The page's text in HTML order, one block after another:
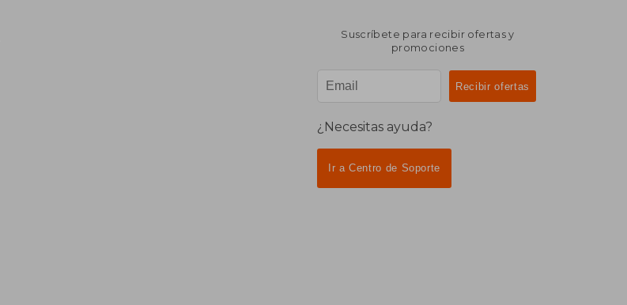
Suscríbete para recibir ofertas y
promociones
¿Necesitas ayuda?
Ir a Centro de Soporte